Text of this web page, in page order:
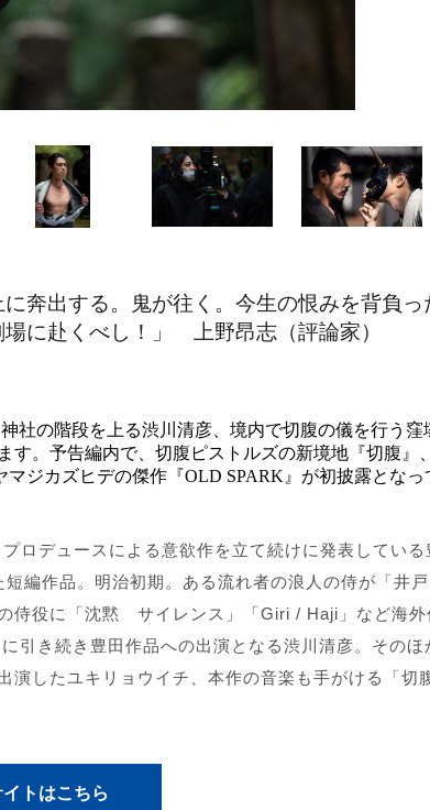
奔出する。鬼が往く。今生の恨みを背負っ
に赴くべし！」 上野昂志（評論家）
社の階段を上る渋川清彦、境内で切腹の儀を行う窪
。予告編内で、切腹ピストルズの新境地『切腹』
マジカズヒデの傑作『OLD SPARK 』が初披露となっ
ロデュースによる意欲作を立て続けに発表している
編作品。明治初期。ある流れ者の浪人の侍が「井
侍役に「沈黙 サイレンス」「Giri / Haji」など海外
引き続き豊田作品への出演となる渋川清彦。そのほ
演したユキリョウイチ、本作の音楽も手がける「切
トはこちら